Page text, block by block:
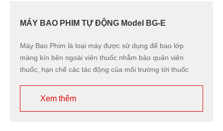
MÁY BAO PHIM TỰ ĐỘNG Model BG-E
Máy Bao Phim là loại máy được sử dụng để bao lớp
màng kín bên ngoài viên thuốc nhằm bảo quản viên
thuốc, hạn chế các tác động của môi trường tới thuốc
uống thuốc hơn, tạo thẩm mỹ cho viên thuốc.
Xem thêm